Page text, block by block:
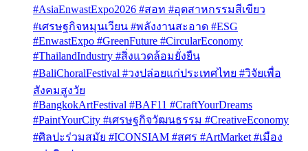
#AsiaEnwastExpo2026 #สอท #อุตสาหกรรมสีเขียว
#เศรษฐกิจหมุนเวียน #พลังงานสะอาด #ESG
#EnwastExpo #GreenFuture #CircularEconomy
#ThailandIndustry #สิ่งแวดล้อมยั่งยืน
#BaliChoralFestival #วงปล่อยแก่ประเทศไทย #วิจัยเพื่อ
สังคมสูงวัย
#BangkokArtFestival #BAF11 #CraftYourDreams
#PaintYourCity #เศรษฐกิจวัฒนธรรม #CreativeEconomy
#ศิลปะร่วมสมัย #ICONSIAM #สศร #ArtMarket #เมือง